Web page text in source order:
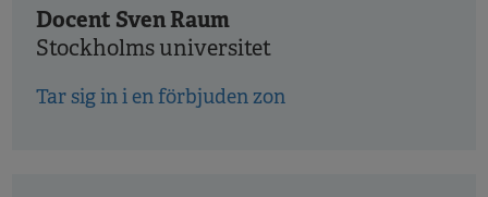
Docent Sven Raum
Stockholms universitet
Tar sig in i en förbjuden zon